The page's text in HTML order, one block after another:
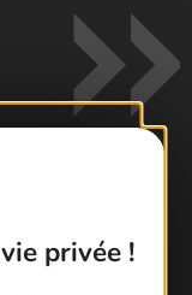
privée !